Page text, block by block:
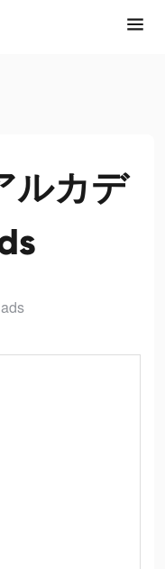
ルカデ